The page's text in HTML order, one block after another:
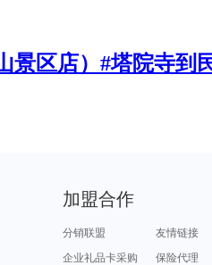
景区店）#塔院寺到
加盟合作
分销联盟
友情链接
企业礼品卡采购
保险代理